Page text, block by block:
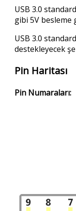
USB 3.0
gibi 5V besleme
USB 3.0
destekleyecek
Pin Haritası
Pin Numaraları: